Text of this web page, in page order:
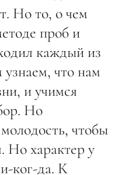
Но то, о чем
проб и
каждый из
что нам
и учимся
Но
чтобы
Но характер у
ког-да. К